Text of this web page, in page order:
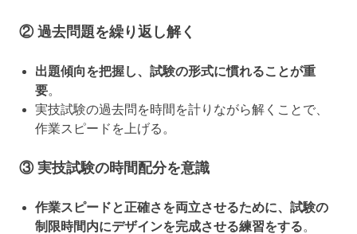
② 過去問題を繰り返し解く
出題傾向を把握し、試験の形式に慣れることが重
要。
実技試験の過去問を時間を計りながら解くことで、
作業スピードを上げる。
③ 実技試験の時間配分を意識
作業スピードと正確さを両立させるために、試験の
制限時間内にデザインを完成させる練習をする。